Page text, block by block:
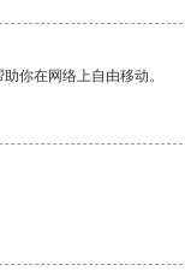
你在网络上自由移动。